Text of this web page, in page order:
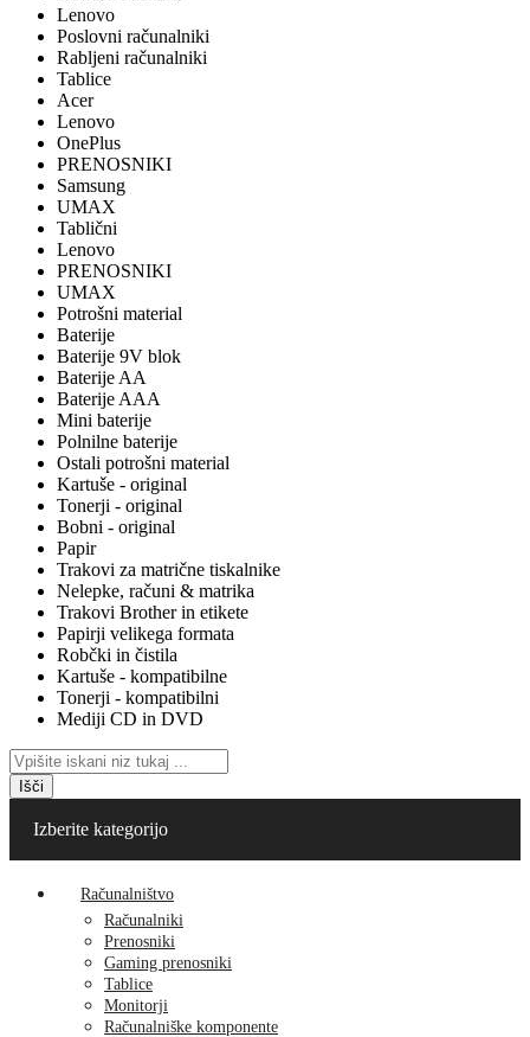
Lenovo
Poslovni računalniki
Rabljeni računalniki
Tablice
Acer
Lenovo
OnePlus
PRENOSNIKI
Samsung
UMAX
Tablični
Lenovo
PRENOSNIKI
UMAX
Potrošni material
Baterije
Baterije 9V blok
Baterije AA
Baterije AAA
Mini baterije
Polnilne baterije
Ostali potrošni material
Kartuše - original
Tonerji - original
Bobni - original
Papir
Trakovi za matrične tiskalnike
Nelepke, računi & matrika
Trakovi Brother in etikete
Papirji velikega formata
Robčki in čistila
Kartuše - kompatibilne
Tonerji - kompatibilni
Mediji CD in DVD
Išči
Izberite kategorijo
Računalništvo
Računalniki
Prenosniki
Gaming prenosniki
Tablice
Monitorji
Računalniške komponente